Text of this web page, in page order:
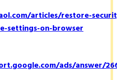
articles/restore-
settings-on-browser
ads/answer/